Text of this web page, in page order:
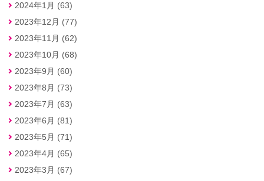
2024年1月 (63)
2023年12月 (77)
2023年11月 (62)
2023年10月 (68)
2023年9月 (60)
2023年8月 (73)
2023年7月 (63)
2023年6月 (81)
2023年5月 (71)
2023年4月 (65)
2023年3月 (67)